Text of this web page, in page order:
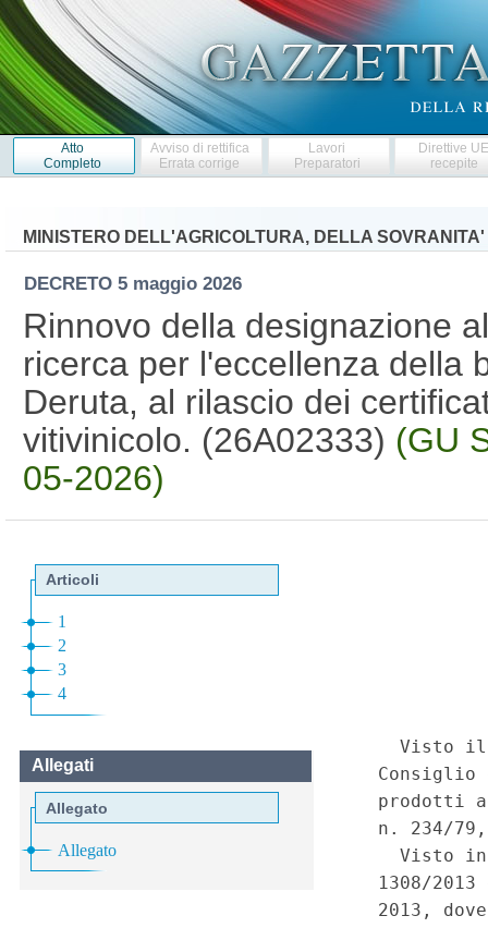
Atto
Completo
Avviso di rettifica
Errata corrige
Lavori
Preparatori
Direttive
recepite
MINISTERO DELL'AGRICOLTURA, DELLA
DECRETO 5 maggio 2026
Rinnovo della designazione
ricerca per l'eccellenza della
Deruta, al rilascio dei
vitivinicolo. (26A02333) (GU
05-2026)